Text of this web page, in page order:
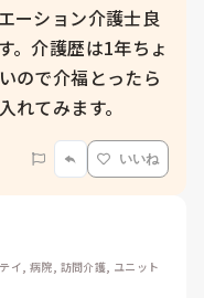
ーション介護士良
。介護歴は1年ちょ
ので介福とったら
てみます。
いいね
イ, 病院, 訪問介護, ユニット